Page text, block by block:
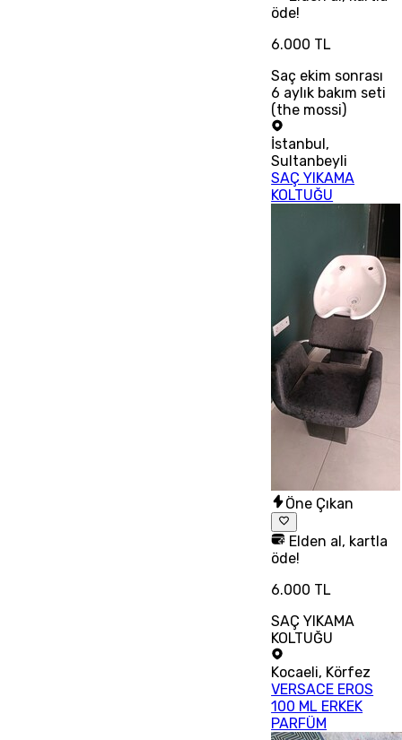
öde!
6.000 TL
Saç ekim sonrası
6 aylık bakım seti
(the mossi)
İstanbul,
Sultanbeyli
SAÇ YIKAMA
KOLTUĞU
Öne Çıkan
Elden al, kartla
öde!
6.000 TL
SAÇ YIKAMA
KOLTUĞU
Kocaeli, Körfez
VERSACE EROS
100 ML ERKEK
PARFÜM